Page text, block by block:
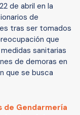
de abril en la
de
tras ser tomados
que
sanitarias
de demoras en
que se busca
de Gendarmería